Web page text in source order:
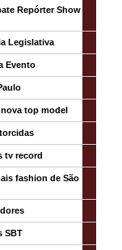
Repórter Show
Legislativa
Evento
top model
tv record
fashion de São
SBT